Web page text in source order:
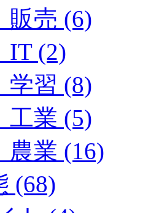
販売 (6)
IT (2)
学習 (8)
工業 (5)
農業 (16)
(68)